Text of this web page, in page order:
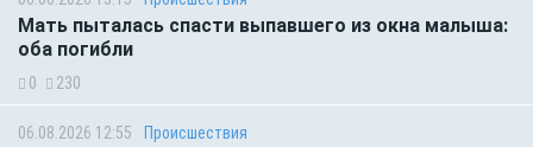
Мать пыталась спасти выпавшего из окна малыша:
оба погибли
0 230
06.08.2026 12:55 Происшествия